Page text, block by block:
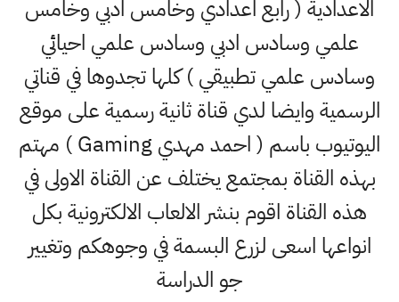
الاعدادية ( رابع اعدادي وخامس ادبي وخامس
علمي وسادس ادبي وسادس علمي احيائي
وسادس علمي تطبيقي ) كلها تجدوها في قناتي
الرسمية وايضا لدي قناة ثانية رسمية على موقع
اليوتيوب باسم ( احمد مهدي Gaming ) مهتم
بهذه القناة بمجتمع يختلف عن القناة الاولى في
هذه القناة اقوم بنشر الالعاب الالكترونية بكل
انواعها اسعى لزرع البسمة في وجوهكم وتغيير
جو الدراسة